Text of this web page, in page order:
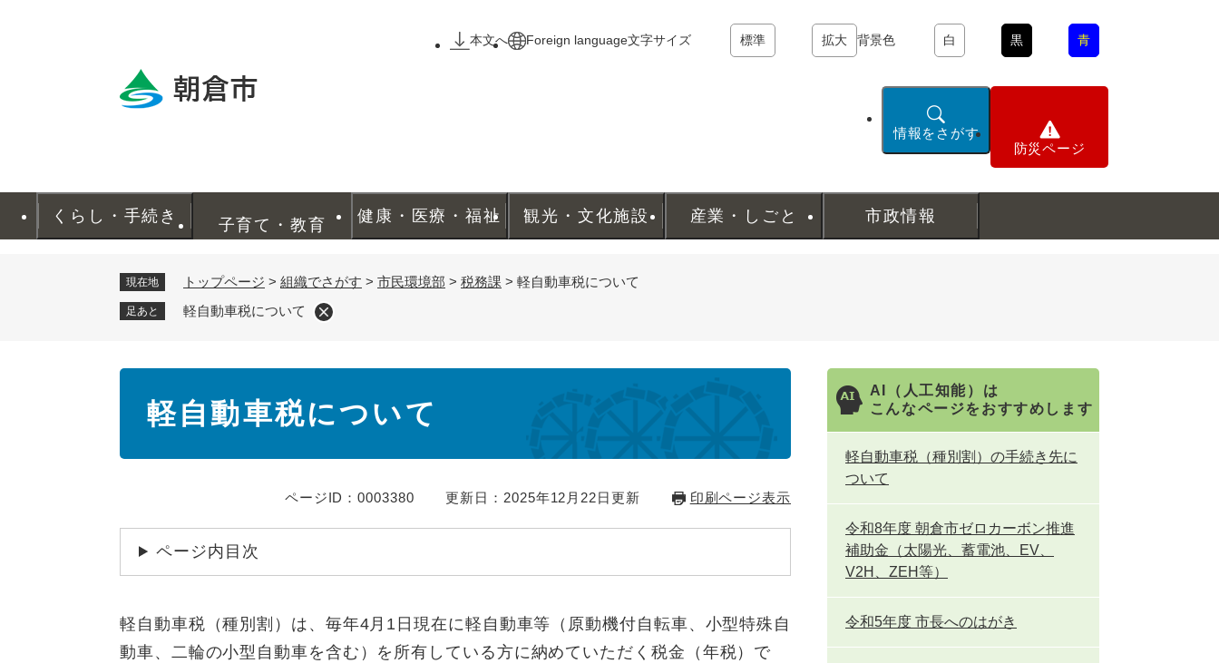
本文へ
Foreign language文字サイズ 標準 拡大 背景色 白 黒 青
情報をさがす
防災ページ
くらし・手続き 子育て・教育 健康・医療・福祉 観光・文化施設 産業・しごと 市政情報
現在地 トップページ > 組織でさがす > 市民環境部 > 税務課 > 軽自動車税について
足あと 軽自動車税について
軽自動車税について
ページID：0003380 更新日：2025年12月22日更新 印刷ページ表示
ページ内目次
軽自動車税（種別割）は、毎年4月1日現在に軽自動車等（原動機付自転車、小型特殊自
動車、二輪の小型自動車を含む）を所有している方に納めていただく税金（年税）で
AI（人工知能）は
こんなページをおすすめします
軽自動車税（種別割）の手続き先に
ついて
令和8年度 朝倉市ゼロカーボン推進
補助金（太陽光、蓄電池、EV、
V2H、ZEH等）
令和5年度 市長へのはがき